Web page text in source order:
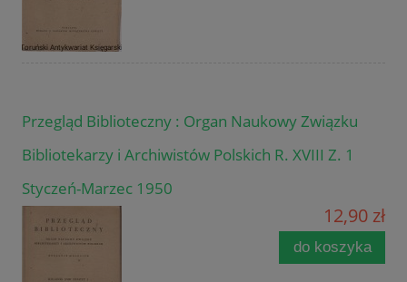
Przegląd Biblioteczny : Organ Naukowy Związku
Bibliotekarzy i Archiwistów Polskich R. XVIII Z. 1
Styczeń-Marzec 1950
12,90 zł
do koszyka